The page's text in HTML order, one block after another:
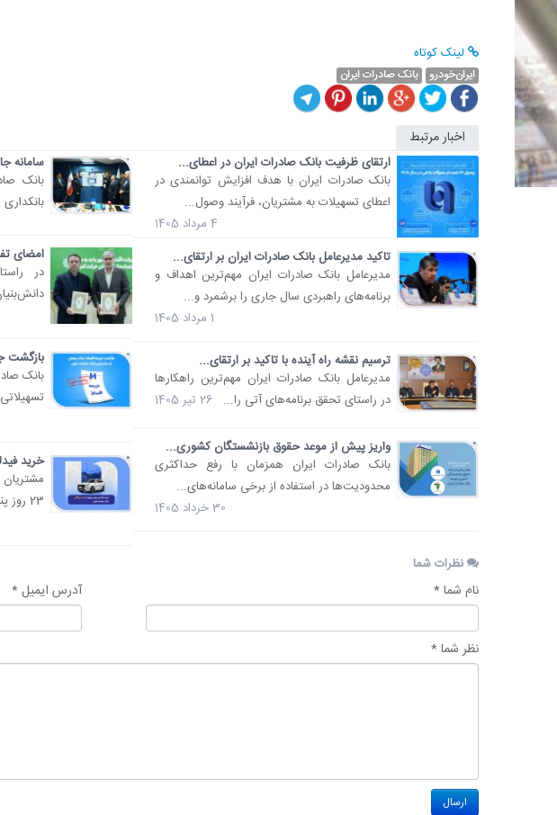
لینک کوتاه
ایران‌خودرو بانک صادرات ایران
اخبار مرتبط
ارتقای ظرفیت بانک صادرات ایران در اعطای...
​بانک صادرات ایران با هدف افزایش توانمندی در
اعطای تسهیلات به مشتریان، فرآیند وصول...
4 مرداد 1405
تاکید مدیرعامل بانک صادرات ایران بر ارتقای...
​مدیرعامل بانک صادرات ایران مهم‌ترین اهداف و
برنامه‌های راهبردی سال جاری را برشمرد و...
1 مرداد 1405
ترسیم نقشه راه آینده با تاکید بر ارتقای...
​مدیرعامل بانک صادرات ایران مهم‌ترین راهکارها
در راستای تحقق برنامه‌های آتی را... 26 تیر 1405
واریز پیش از موعد حقوق بازنشستگان کشوری...
بانک صادرات ایران همزمان با رفع حداکثری
محدودیت‌ها در استفاده از برخی سامانه‌های...
30 خرداد 1405
سامانه
​بانک
امضای
​در
بازگشت
​خرید
23 روز پنج‌شنبه 7 خردادماه، با مراجعه به...
نظرات شما
آدرس ایمیل * نام شما *
نظر شما *